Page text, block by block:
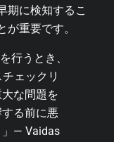
期に検知するこ
重要です。
行うとき、
ェックリ
な問題を
る前に悪
」— Vaidas